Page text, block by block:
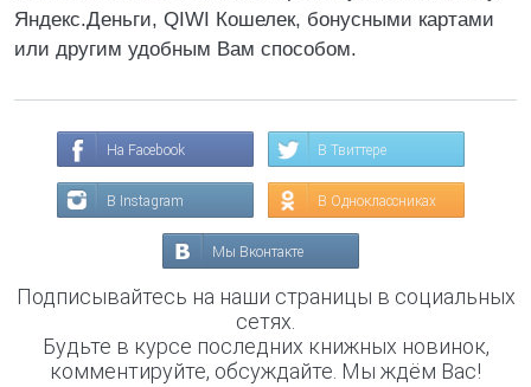
Яндекс.Деньги, QIWI Кошелек, бонусными картами
или другим удобным Вам способом.
На Facebook В Твиттере
В Instagram В Одноклассниках
Мы Вконтакте
Подписывайтесь на наши страницы в социальных
сетях.
Будьте в курсе последних книжных новинок,
комментируйте, обсуждайте. Мы ждём Вас!